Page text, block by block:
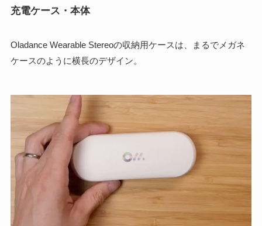
充電ケース・本体
Oladance Wearable Stereoの収納用ケースは、まるでメガネ
ケースのように横長のデザイン。